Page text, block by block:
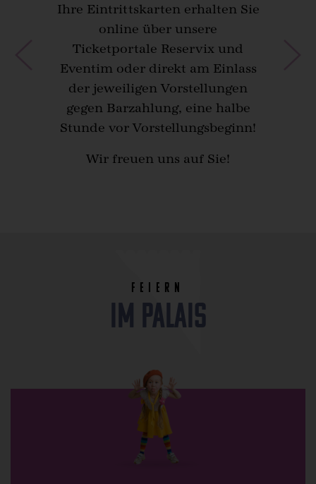
Ihre Eintrittskarten erhalten Sie
online über unsere
Ticketportale Reservix und
Eventim oder direkt am Einlass
der jeweiligen Vorstellungen
gegen Barzahlung, eine halbe
Stunde vor Vorstellungsbeginn!
Wir freuen uns auf Sie!
Feiern
im Palais